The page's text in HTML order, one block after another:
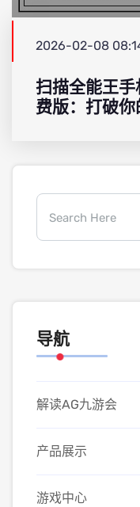
2026-02-08
扫描全能王
费版：打破
导航
解读AG九游会
产品展示
游戏中心